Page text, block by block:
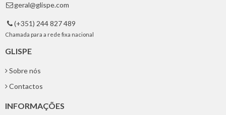
 geral@glispe.com
 (+351) 244 827 489
Chamada para a rede fixa nacional
GLISPE
Sobre nós
Contactos
INFORMAÇÕES